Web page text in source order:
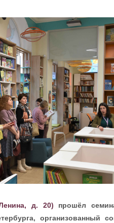
д. 20) прошёл
организованный